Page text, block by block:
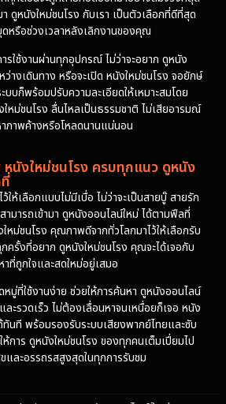
า ดูหนังใหม่ชนโรง กับเรา เป็นตัวเลือกที่ดีที่สุด
หรือช่วงเวลาหลังเลิกงานของคุณ
รใช้งานผ่านทุกอุปกรณ์ ไม่ว่าจะอยาก ดูหนัง
างเดินทาง หรือจะเปิด หนังใหม่ชนโรง จอยักษ์
บบก็พร้อมปรับความละเอียดให้เหมาะสมโดย
หม่ชนโรง ลื่นไหลเป็นธรรมชาติ ไม่เสียอารมณ์
ภาพค้างหรือโหลดนานแน่นอน
นังใหม่ชนโรง ครบทุกแนว ดูหนัง
ให้เลือกแบบไม่มีเบื่อ ไม่ว่าจะเป็นสายบู๊ สายรัก
มารถเข้ามา ดูหนังออนไลน์ใหม่ ได้ตามฟีลที่
หม่ชนโรง คุณภาพดีจากทั่วโลกมาไว้ให้เลือกรับ
ครั้งที่อยาก ดูหนังใหม่ชนโรง คุณจะได้เจอกับ
าที่ถูกใจและสดใหม่อยู่เสมอ
มู่ที่ใช้งานง่าย ช่วยให้การค้นหา ดูหนังออนไลน์
ะรวดเร็ว ไม่ต้องเลื่อนหาจนเหนื่อยก็เจอ หนัง
ทันที พร้อมรองรับระบบเสียงพากย์ไทยและซับ
การ ดูหนังใหม่ชนโรง ของทุกคนเต็มเปี่ยมไป
และอรรถรสสูงสุดในทุกการรับชม